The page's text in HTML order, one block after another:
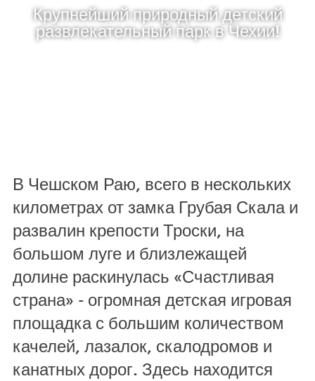
Крупнейший природный детский
развлекательный парк в Чехии!
В Чешском Раю, всего в нескольких
километрах от замка Грубая Скала и
развалин крепости Троски, на
большом луге и близлежащей
долине раскинулась «Счастливая
страна» - огромная детская игровая
площадка с большим количеством
качелей, лазалок, скалодромов и
канатных дорог. Здесь находится